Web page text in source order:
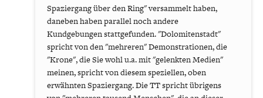
Spaziergang über den Ring" versammelt haben,
daneben haben parallel noch andere
Kundgebungen stattgefunden. "Dolomitenstadt"
spricht von den "mehreren" Demonstrationen, die
"Krone", die Sie wohl u.a. mit "gelenkten Medien"
meinen, spricht von diesem speziellen, oben
erwähnten Spaziergang. Die TT spricht übrigens